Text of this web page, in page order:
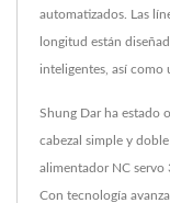
automatizados. Las
longitud están
inteligentes, así como
Shung Dar ha estado
cabezal simple y
alimentador NC servo
Con tecnología